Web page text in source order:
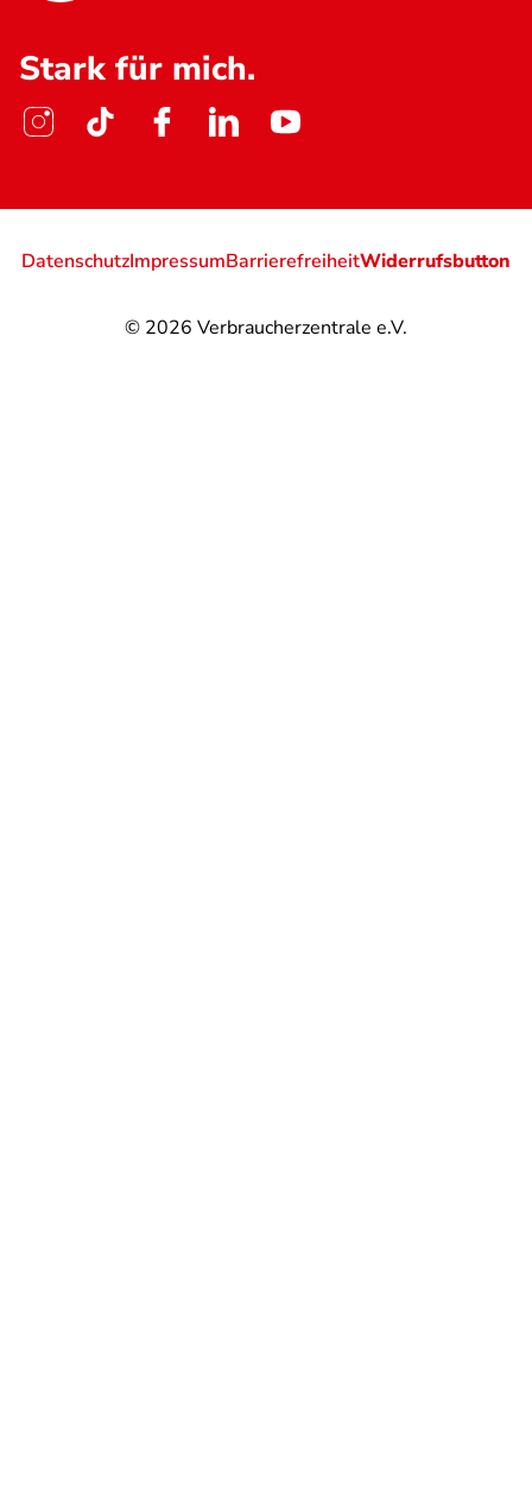
Stark für mich.
© 2026 Verbraucherzentrale e.V.
DatenschutzImpressumBarrierefreiheitWiderrufsbutton